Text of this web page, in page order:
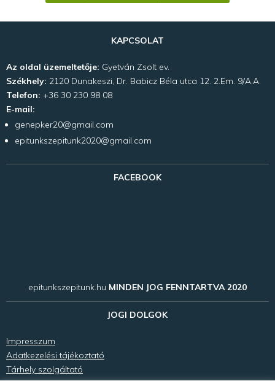
KAPCSOLAT
Az oldal üzemeltetője: Gyetván Zsolt ev.
Székhely: 2120 Dunakeszi, Dr. Babicz Béla utca 12. 2.Em. 9/A.A.
Telefon: +36 30 230 98 08
E-mail:
genepker20@gmail.com
epitunkszepitunk2020@gmail.com
FACEBOOK
epitunkszepitunk.hu MINDEN JOG FENNTARTVA 2020
JOGI DOLGOK
Impresszum
Adatkezelési tájékoztató
Tárhely szolgáltató